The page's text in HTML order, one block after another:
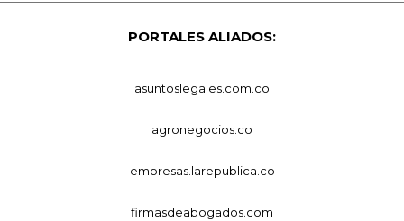
PORTALES ALIADOS:
asuntoslegales.com.co
agronegocios.co
empresas.larepublica.co
firmasdeabogados.com